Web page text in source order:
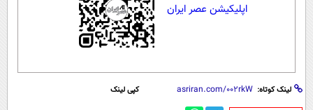
اپلیکیشن عصر ایران
لینک کوتاه: کپی لینک